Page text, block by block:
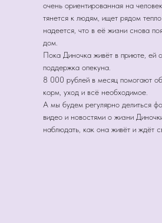
очень ориентированная на
тянется к людям, ищет рядом
надеется, что в её жизни снова
дом.
Пока Диночка живёт в приюте, ей
поддержка опекуна.
8 000 рублей в месяц помогают
корм, уход и всё необходимое.
А мы будем регулярно делиться
видео и новостями о жизни
наблюдать, как она живёт и ждёт